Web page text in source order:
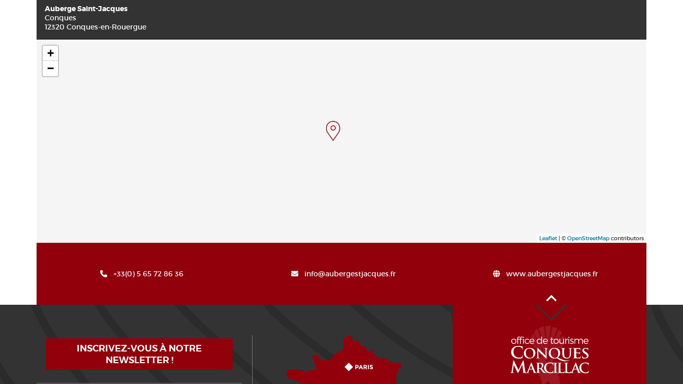
Auberge Saint-Jacques
Conques
12320 Conques-en-Rouergue
+
−
Leaflet| © OpenStreetMap contributors
+33(0) 5 65 72 86 36 info@aubergestjacques.fr www.aubergestjacques.fr
INSCRIVEZ-VOUS À NOTRE
NEWSLETTER !